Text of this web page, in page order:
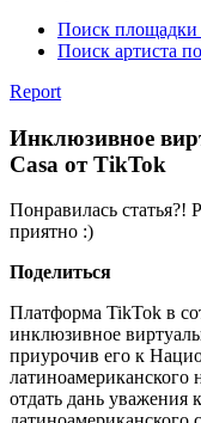
Поиск площадки
Поиск артиста
Report
Инклюзивное
Casa от TikTok
Понравилась
приятно :)
Поделиться
Платформа TikTok в
инклюзивное
приурочив его к
латиноамериканского
отдать дань уважения